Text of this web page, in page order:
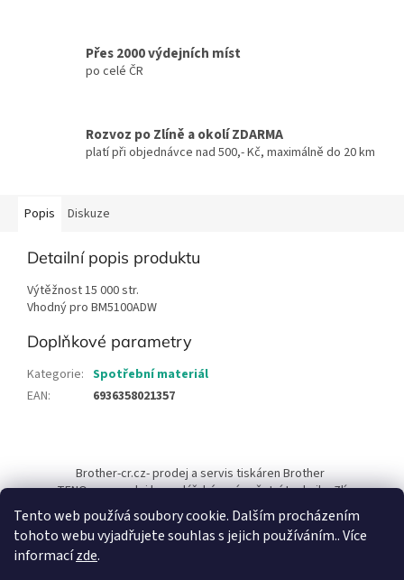
Tento web používá soubory cookie. Dalším procházením
tohoto webu vyjadřujete souhlas s jejich používáním.. Více
informacízde.
Přes 2000 výdejních míst
po celé ČR
Rozvoz po Zlíně a okolí ZDARMA
platí při objednávce nad 500,- Kč, maximálně do 20 km
Popis Diskuze
Detailní popis produktu
Výtěžnost 15 000 str.
Vhodný pro BM5100ADW
Doplňkové parametry
Kategorie: Spotřební materiál
EAN: 6936358021357
p
Brother-cr.cz- prodej a servis tiskáren Brother
TENO.cz - prodej kancelářské a výpočetní techniky Zlín